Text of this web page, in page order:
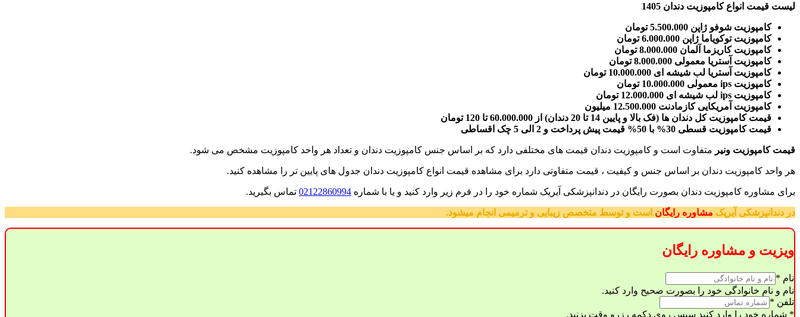
لیست قیمت انواع کامپوزیت دندان 1405
کامپوزیت شوفو ژاپن 5.500.000 تومان
کامپوزیت توکویاما ژاپن 6.000.000 تومان
کامپوزیت کاریزما آلمان 8.000.000 تومان
کامپوزیت آستریا معمولی 8.000.000 تومان
کامپوزیت آستریا لب شیشه ای 10.000.000 تومان
کامپوزیت ips معمولی 10.000.000 تومان
کامپوزیت ips لب شیشه ای 12.000.000 تومان
کامپوزیت آمریکایی کازمادنت 12.500.000 میلیون
قیمت کامپوزیت کل دندان ها (فک بالا و پایین 14 تا 20 دندان) از 60.000.000 تا 120 تومان
قیمت کامپوزیت قسطی 30% با 50% قیمت پیش پرداخت و 2 الی 5 چک اقساطی
قیمت کامپوزیت ونیر متفاوت است و کامپوزیت دندان قیمت های مختلفی دارد که بر اساس جنس کامپوزیت دندان و تعداد هر واحد کامپوزیت مشخص می شود.
هر واحد کامپوزیت دندان بر اساس جنس و کیفیت ، قیمت متفاوتی دارد برای مشاهده قیمت انواع کامپوزیت دندان جدول های پایین تر را مشاهده کنید.
برای مشاوره کامپوزیت دندان بصورت رایگان در دندانپزشکی آیریک شماره خود را در فرم زیر وارد کنید و یا با شماره 02122860994 تماس بگیرید.
در دندانپزشکی آیریک مشاوره رایگان است و توسط متخصص زیبایی و ترمیمی انجام میشود.
ویزیت و مشاوره رایگان
نام *
نام و نام خانوادگی خود را بصورت صحیح وارد کنید.
تلفن *
* شماره خود را وارد کنید سپس روی دکمه رزرو وقت بزنید.